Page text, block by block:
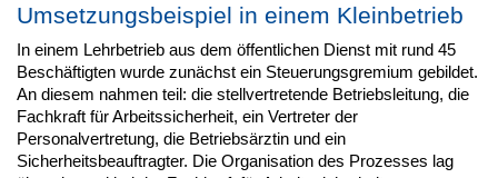
Umsetzungsbeispiel in einem Kleinbetrieb
In einem Lehrbetrieb aus dem öffentlichen Dienst mit rund 45
Beschäftigten wurde zunächst ein Steuerungsgremium gebildet.
An diesem nahmen teil: die stellvertretende Betriebsleitung, die
Fachkraft für Arbeitssicherheit, ein Vertreter der
Personalvertretung, die Betriebsärztin und ein
Sicherheitsbeauftragter. Die Organisation des Prozesses lag